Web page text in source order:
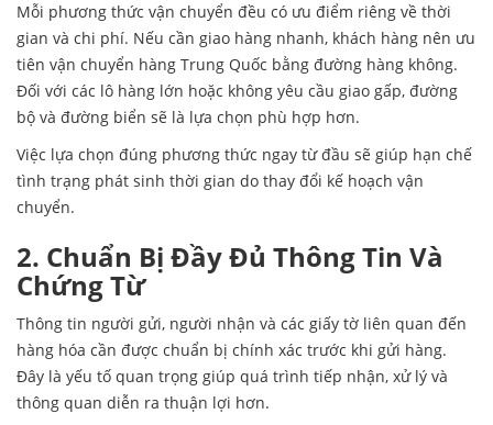
Mỗi phương thức vận chuyển đều có ưu điểm riêng về thời
gian và chi phí. Nếu cần giao hàng nhanh, khách hàng nên ưu
tiên vận chuyển hàng Trung Quốc bằng đường hàng không.
Đối với các lô hàng lớn hoặc không yêu cầu giao gấp, đường
bộ và đường biển sẽ là lựa chọn phù hợp hơn.
Việc lựa chọn đúng phương thức ngay từ đầu sẽ giúp hạn chế
tình trạng phát sinh thời gian do thay đổi kế hoạch vận
chuyển.
2. Chuẩn Bị Đầy Đủ Thông Tin Và
Chứng Từ
Thông tin người gửi, người nhận và các giấy tờ liên quan đến
hàng hóa cần được chuẩn bị chính xác trước khi gửi hàng.
Đây là yếu tố quan trọng giúp quá trình tiếp nhận, xử lý và
thông quan diễn ra thuận lợi hơn.